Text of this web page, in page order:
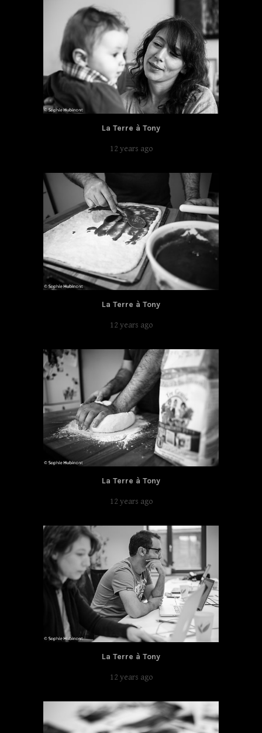
La Terre à Tony
12 years ago
La Terre à Tony
12 years ago
La Terre à Tony
12 years ago
La Terre à Tony
12 years ago